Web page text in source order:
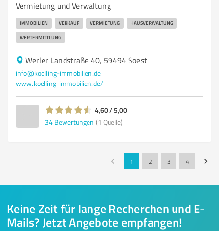
Vermietung und Verwaltung
IMMOBILIEN VERKAUF VERMIETUNG HAUSVERWALTUNG
WERTERMITTLUNG
Werler Landstraße 40, 59494 Soest
info@koelling-immobilien.de
www.koelling-immobilien.de/
4,60 / 5,00
34 Bewertungen (1 Quelle)
1 2 3 4
Keine Zeit für lange Recherchen und E-
Mails? Jetzt Angebote empfangen!